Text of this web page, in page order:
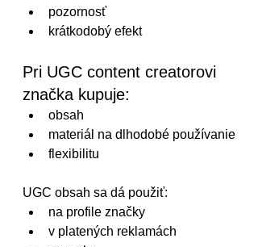
pozornosť
krátkodobý efekt
Pri UGC content creatorovi
značka kupuje:
obsah
materiál na dlhodobé používanie
flexibilitu
UGC obsah sa dá použiť:
na profile značky
v platených reklamách